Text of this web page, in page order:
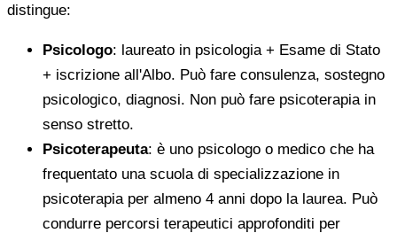
distingue:
Psicologo: laureato in psicologia + Esame di Stato
+ iscrizione all'Albo. Può fare consulenza, sostegno
psicologico, diagnosi. Non può fare psicoterapia in
senso stretto.
Psicoterapeuta: è uno psicologo o medico che ha
frequentato una scuola di specializzazione in
psicoterapia per almeno 4 anni dopo la laurea. Può
condurre percorsi terapeutici approfonditi per